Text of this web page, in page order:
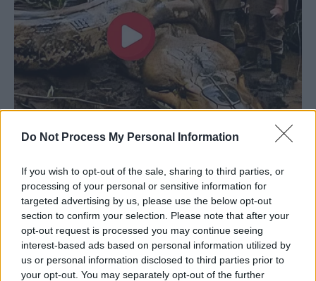
Do Not Process My Personal Information
If you wish to opt-out of the sale, sharing to third parties, or
processing of your personal or sensitive information for
targeted advertising by us, please use the below opt-out
section to confirm your selection. Please note that after your
opt-out request is processed you may continue seeing
interest-based ads based on personal information utilized by
us or personal information disclosed to third parties prior to
your opt-out. You may separately opt-out of the further